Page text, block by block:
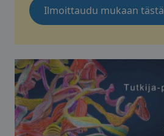
Ilmoittaudu mukaan tästä